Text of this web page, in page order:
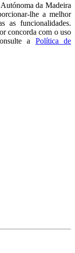
da Madeira
lhe a melhor
as funcionalidades.
concorda com o uso
a
Política de